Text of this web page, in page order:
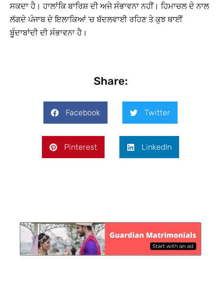
ਸਕਦਾ ਹੈ। ਹਾਲਾਂਕਿ ਬਾਰਿਸ਼ ਦੀ ਅਜੇ ਸੰਭਾਵਨਾ ਨਹੀਂ। ਹਿਮਾਚਲ ਦੇ ਨਾਲ
ਲੱਗਦੇ ਪੰਜਾਬ ਦੇ ਇਲਾਕਿਆਂ ’ਚ ਬੱਦਲਵਾਈ ਰਹਿਣ ਤੇ ਕੁਝ ਥਾਈਂ
ਬੂੰਦਾਬਾਂਦੀ ਦੀ ਸੰਭਾਵਨਾ ਹੈ।
Share:
Facebook Twitter
Pinterest LinkedIn